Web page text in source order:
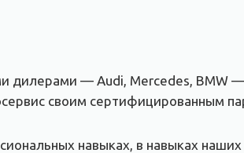
дилерами — Audi, Mercedes, BMW
своим сертифицированным
навыках, в навыках наших